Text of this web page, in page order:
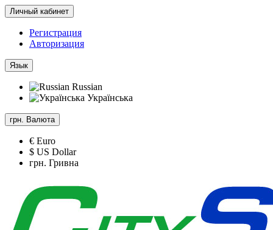
Личный кабинет
Регистрация
Авторизация
Язык
Russian
Українська
грн. Валюта
€ Euro
$ US Dollar
грн. Гривна